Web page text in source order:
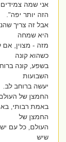
הזה יותר יפה".
אבל זה צריך
היא שמחה
מזה - מצוין, אם
כשהוא קונה
בשפע, קונה
השבועות
יעשה ברוחב לב.
החמצן של העולם
באמת רבותי,
החמצן של
העולם, כל עם
שיש